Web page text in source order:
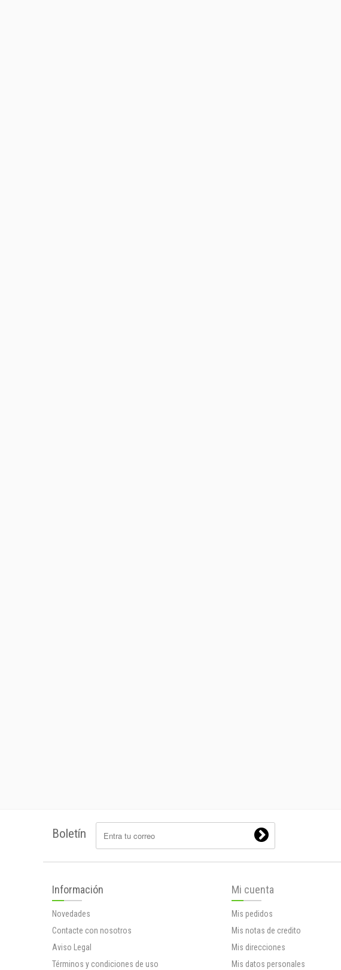
Boletín
Información
Novedades
Contacte con nosotros
Aviso Legal
Términos y condiciones de uso
Mi cuenta
Mis pedidos
Mis notas de credito
Mis direcciones
Mis datos personales